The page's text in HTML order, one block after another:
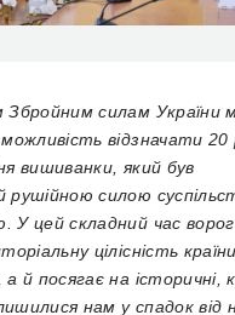
Збройним силам України
відзначати 20
вишиванки, який був
рушійною силою
У цей складний час
цілісність
й посягає на історичні,
нам у спадок від